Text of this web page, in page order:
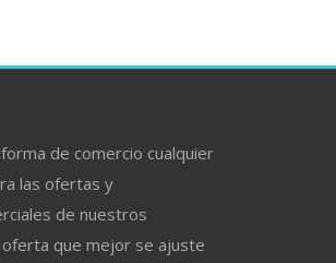
de comercio cualquier
las ofertas y
de nuestros
oferta que mejor se ajuste